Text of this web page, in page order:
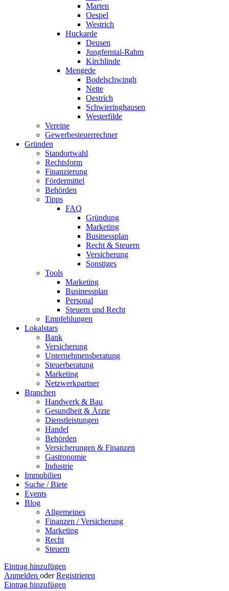
Marten
Oespel
Westrich
Huckarde
Deusen
Jungferntal-Rahm
Kirchlinde
Mengede
Bodelschwingh
Nette
Oestrich
Schwieringhausen
Westerfilde
Vereine
Gewerbesteuerrechner
Gründen
Standortwahl
Rechtsform
Finanzierung
Fördermittel
Behörden
Tipps
FAQ
Gründung
Marketing
Businessplan
Recht & Steuern
Versicherung
Sonstiges
Tools
Marketing
Businessplan​
Personal
Steuern und Recht
Empfehlungen
Lokalstars
Bank
Versicherung
Unternehmensberatung
Steuerberatung
Marketing
Netzwerkpartner
Branchen
Handwerk & Bau
Gesundheit & Ärzte
Dienstleistungen
Handel
Behörden
Versicherungen & Finanzen
Gastronomie
Industrie
Immobilien
Suche / Biete
Events
Blog
Allgemeines
Finanzen / Versicherung
Marketing
Recht
Steuern
Eintrag hinzufügen
Anmelden oder Registrieren
Eintrag hinzufügen